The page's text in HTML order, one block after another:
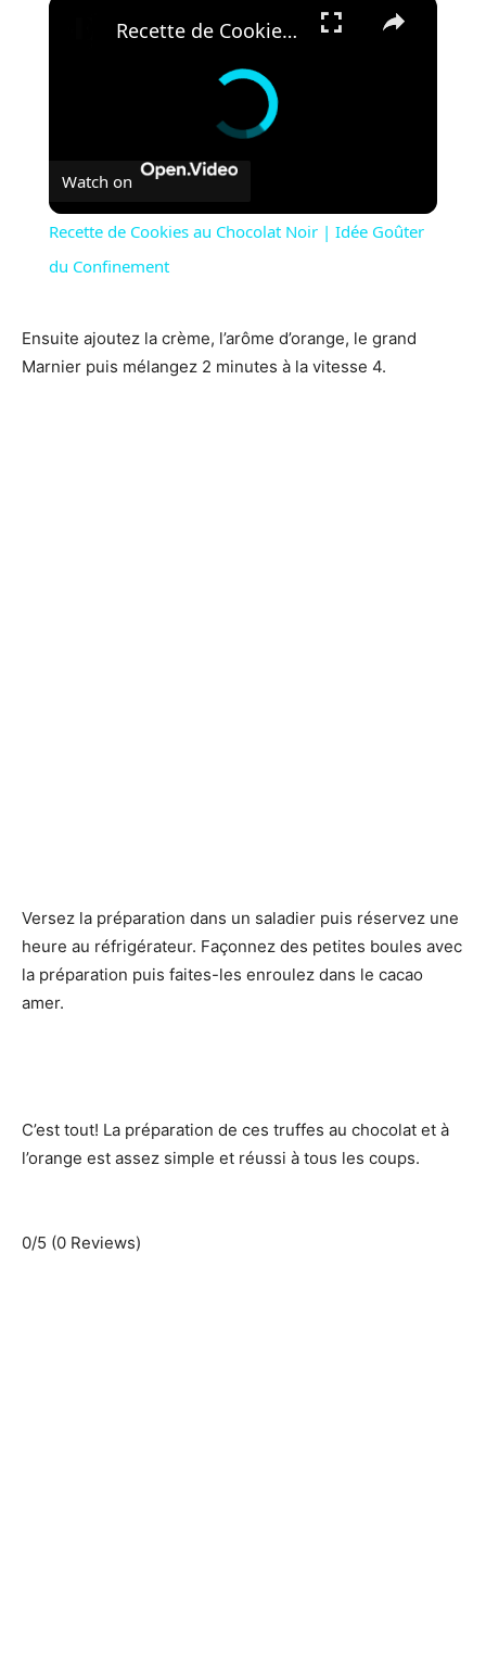
Recette de Cookies au Chocolat Noir | Idée Goûter du Confinement
Watch on
Recette de Cookies au Chocolat Noir | Idée Goûter
du Confinement
Ensuite ajoutez la crème, l’arôme d’orange, le grand
Marnier puis mélangez 2 minutes à la vitesse 4.
Versez la préparation dans un saladier puis réservez une
heure au réfrigérateur. Façonnez des petites boules avec
la préparation puis faites-les enroulez dans le cacao
amer.
C’est tout! La préparation de ces truffes au chocolat et à
l’orange est assez simple et réussi à tous les coups.
0/5 (0 Reviews)